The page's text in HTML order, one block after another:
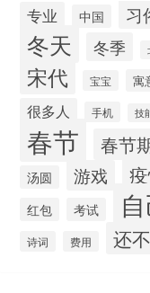
专业 中国 习
冬天 冬季
宋代 宝宝 寓
很多人 手机 技
春节 春节
汤圆 游戏
红包 考试
诗词 费用 还不